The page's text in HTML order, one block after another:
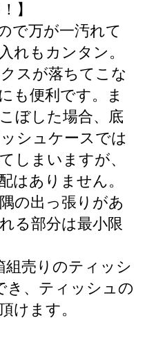
】
で万が一汚れて
れもカンタン。
スが落ちてこな
も便利です。ま
ぼした場合、底
シュケースでは
しまいますが、
はありません。
の出っ張りがあ
る部分は最小限
組売りのティッシ
き、ティッシュの
けます。